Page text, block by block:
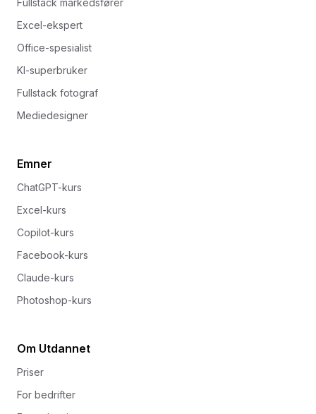
Fullstack markedsfører
Excel-ekspert
Office-spesialist
KI-superbruker
Fullstack fotograf
Mediedesigner
Emner
ChatGPT-kurs
Excel-kurs
Copilot-kurs
Facebook-kurs
Claude-kurs
Photoshop-kurs
Om Utdannet
Priser
For bedrifter